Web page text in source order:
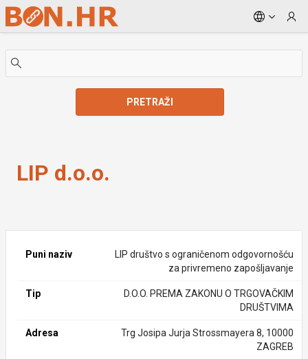
Skip to Main Content
PRETRAŽI
LIP d.o.o.
Puni naziv
LIP društvo s ograničenom odgovornošću
za privremeno zapošljavanje
Tip
D.O.O. PREMA ZAKONU O TRGOVAČKIM
DRUŠTVIMA
Adresa
Trg Josipa Jurja Strossmayera 8, 10000
ZAGREB